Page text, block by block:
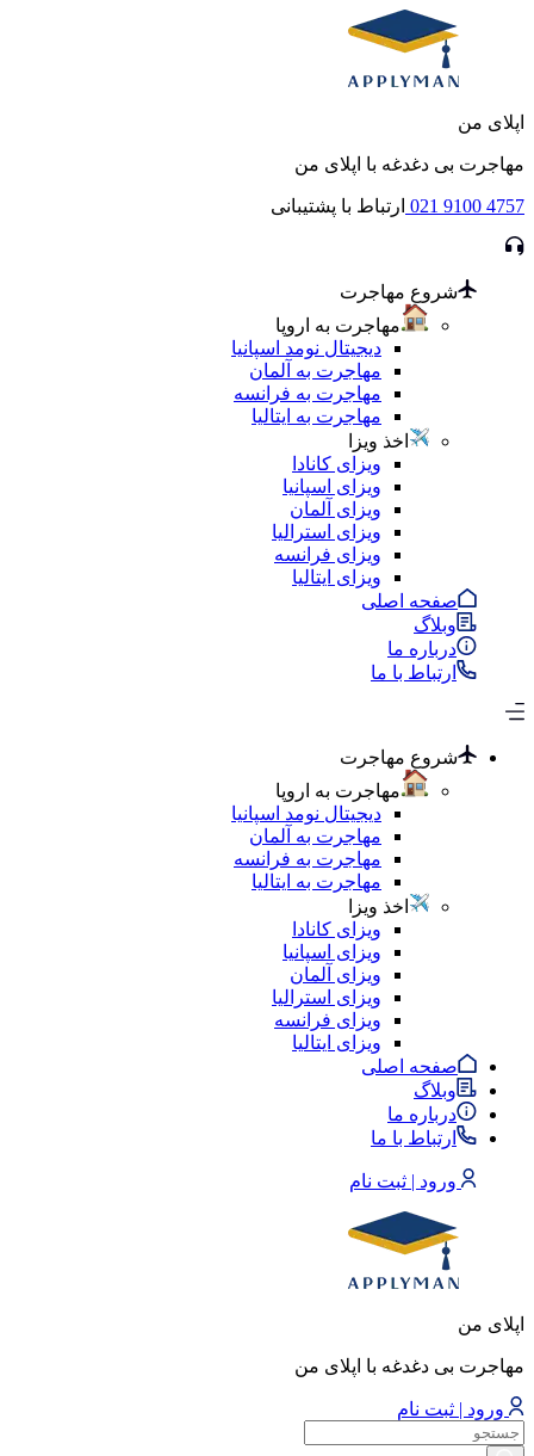
اپلای من
مهاجرت بی دغدغه با اپلای من
021 9100 4757 ارتباط با پشتیبانی
شروع مهاجرت
مهاجرت به اروپا
دیجیتال نومد اسپانیا
مهاجرت به آلمان
مهاجرت به فرانسه
مهاجرت به ایتالیا
اخذ ویزا
ویزای کانادا
ویزای اسپانیا
ویزای آلمان
ویزای استرالیا
ویزای فرانسه
ویزای ایتالیا
صفحه اصلی
وبلاگ
درباره ما
ارتباط با ما
شروع مهاجرت
مهاجرت به اروپا
دیجیتال نومد اسپانیا
مهاجرت به آلمان
مهاجرت به فرانسه
مهاجرت به ایتالیا
اخذ ویزا
ویزای کانادا
ویزای اسپانیا
ویزای آلمان
ویزای استرالیا
ویزای فرانسه
ویزای ایتالیا
صفحه اصلی
وبلاگ
درباره ما
ارتباط با ما
ورود | ثبت نام
اپلای من
مهاجرت بی دغدغه با اپلای من
ورود | ثبت نام